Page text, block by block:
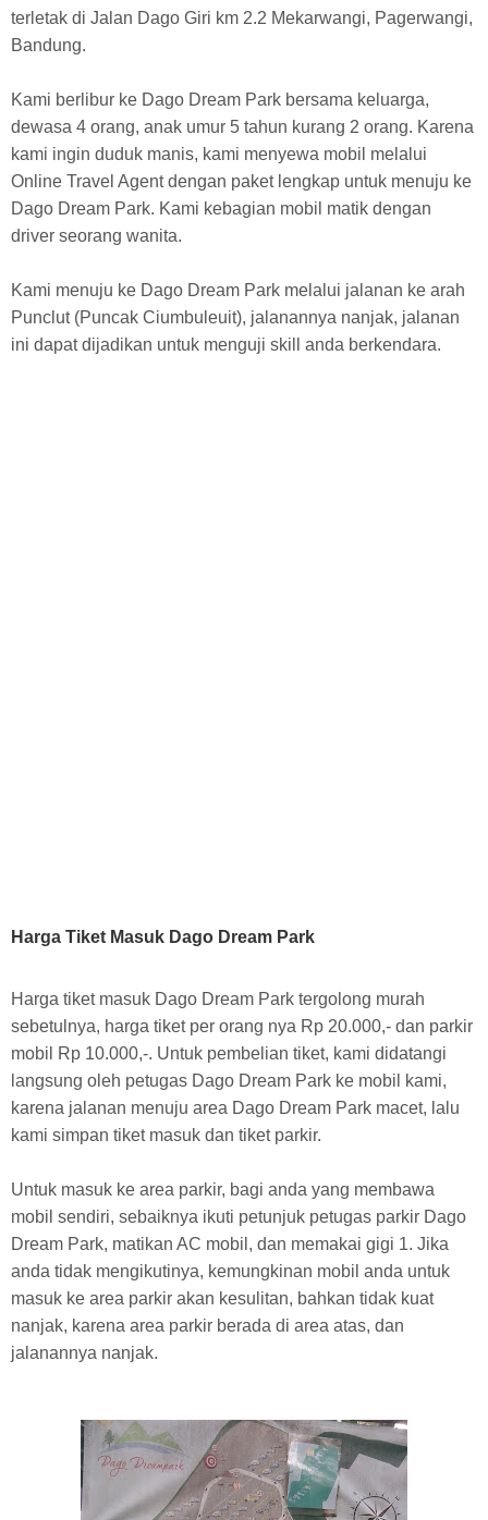
terletak di Jalan Dago Giri km 2.2 Mekarwangi, Pagerwangi,
Bandung.
Kami berlibur ke Dago Dream Park bersama keluarga,
dewasa 4 orang, anak umur 5 tahun kurang 2 orang. Karena
kami ingin duduk manis, kami menyewa mobil melalui
Online Travel Agent dengan paket lengkap untuk menuju ke
Dago Dream Park. Kami kebagian mobil matik dengan
driver seorang wanita.
Kami menuju ke Dago Dream Park melalui jalanan ke arah
Punclut (Puncak Ciumbuleuit), jalanannya nanjak, jalanan
ini dapat dijadikan untuk menguji skill anda berkendara.
Harga Tiket Masuk Dago Dream Park
Harga tiket masuk Dago Dream Park tergolong murah
sebetulnya, harga tiket per orang nya Rp 20.000,- dan parkir
mobil Rp 10.000,-. Untuk pembelian tiket, kami didatangi
langsung oleh petugas Dago Dream Park ke mobil kami,
karena jalanan menuju area Dago Dream Park macet, lalu
kami simpan tiket masuk dan tiket parkir.
Untuk masuk ke area parkir, bagi anda yang membawa
mobil sendiri, sebaiknya ikuti petunjuk petugas parkir Dago
Dream Park, matikan AC mobil, dan memakai gigi 1. Jika
anda tidak mengikutinya, kemungkinan mobil anda untuk
masuk ke area parkir akan kesulitan, bahkan tidak kuat
nanjak, karena area parkir berada di area atas, dan
jalanannya nanjak.